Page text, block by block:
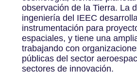
observación de la Tierra. La
ingeniería del IEEC
instrumentación para
espaciales, y tiene una
trabajando con
públicas del sector
sectores de innovación.